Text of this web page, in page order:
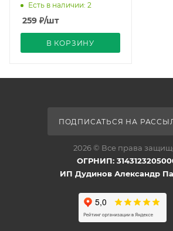
Прозрачная колба 360º
850Лм Димм Air Uniel
Есть в наличии: 2
259 ₽/шт
В КОРЗИНУ
ПОДПИСАТЬСЯ НА
2026 © Все права
ОГРНИП:
ИП Дудинов Александр